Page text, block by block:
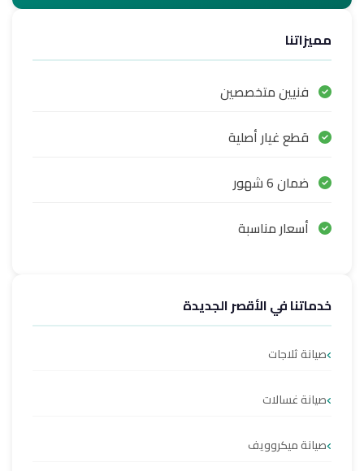
مميزاتنا
فنيين متخصصين
قطع غيار أصلية
ضمان 6 شهور
أسعار مناسبة
خدماتنا في الأقصر الجديدة
صيانة ثلاجات
صيانة غسالات
صيانة ميكروويف